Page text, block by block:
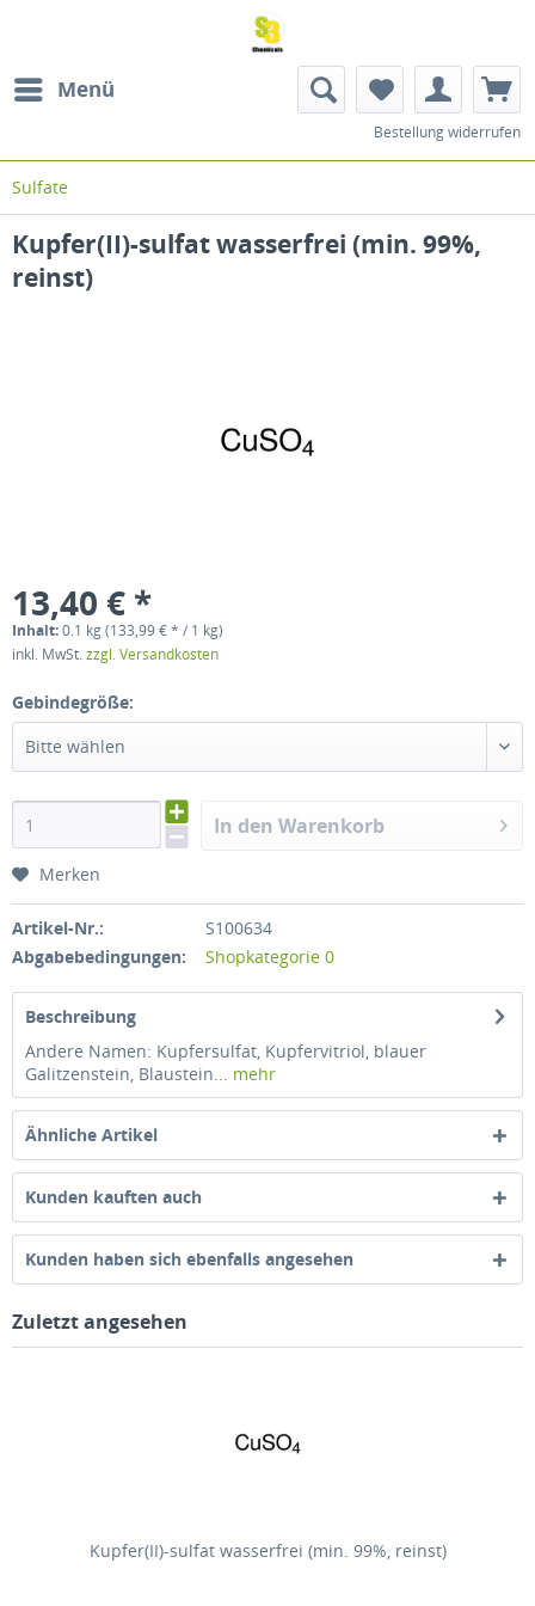
Menü
Bestellung widerrufen
Sulfate
Kupfer(II)-sulfat wasserfrei (min. 99%,
reinst)
13,40 € *
Inhalt:0.1 kg (133,99 € * / 1 kg)
inkl. MwSt.zzgl. Versandkosten
Gebindegröße:
Bitte wählen
In den Warenkorb
Merken
Artikel-Nr.:
S100634
Abgabebedingungen:
Shopkategorie 0
Beschreibung
Andere Namen: Kupfersulfat, Kupfervitriol, blauer
Galitzenstein, Blaustein... mehr
Ähnliche Artikel
Kunden kauften auch
Kunden haben sich ebenfalls angesehen
Zuletzt angesehen
Kupfer(II)-sulfat wasserfrei (min. 99%, reinst)